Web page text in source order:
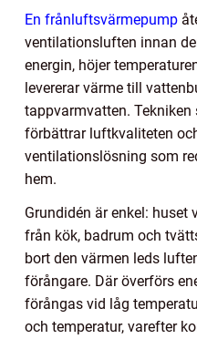
En frånluftsvärmepump
ventilationsluften innan
energin, höjer
levererar värme till
tappvarmvatten. Tekniken
förbättrar luftkvaliteten
ventilationslösning som
hem.
Grundidén är enkel:
från kök, badrum och
bort den värmen leds
förångare. Där överförs
förångas vid låg
och temperatur, varefter